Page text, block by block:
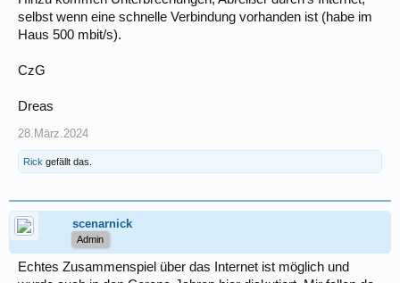
selbst wenn eine schnelle Verbindung vorhanden ist (habe im
Haus 500 mbit/s).
CzG
Dreas
28.März.2024
Rick gefällt das.
scenarnick
Admin
Echtes Zusammenspiel über das Internet ist möglich und